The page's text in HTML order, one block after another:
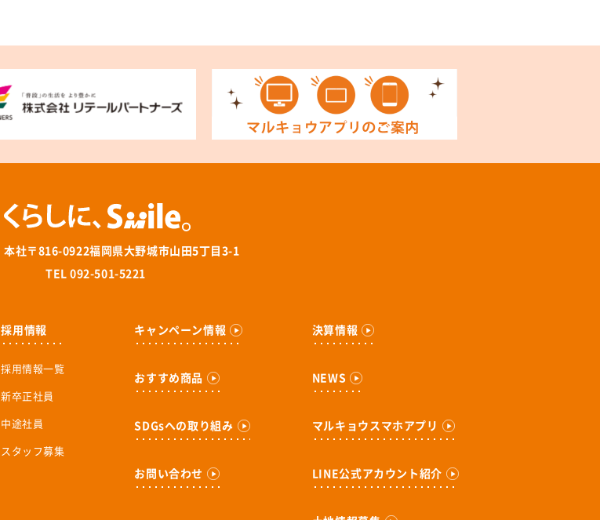
本社〒816-0922福岡県大野城市山田5丁目3-1
TEL 092-501-5221
採用情報
採用情報一覧
新卒正社員
中途社員
スタッフ募集
キャンペーン情報
おすすめ商品
SDGsへの取り組み
お問い合わせ
決算情報
NEWS
マルキョウスマホアプリ
LINE公式アカウント紹介